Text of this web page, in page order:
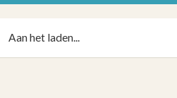
Aan het laden...